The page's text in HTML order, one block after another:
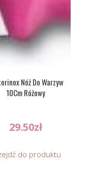
Nóż Do Warzyw
10Cm Różowy
29.50zł
do produktu